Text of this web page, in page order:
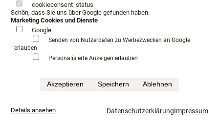
Öffnungszeiten Anfahrt
Serviceangebot
Infopaket
cookieconsent_status
Schön, dass Sie uns über Google gefunden haben.
Marketing Cookies und Dienste
Google
Senden von Nutzerdaten zu Werbezwecken an Google
erlauben
Personalisierte Anzeigen erlauben
Akzeptieren Speichern Ablehnen
Details ansehen DatenschutzerklärungImpressum